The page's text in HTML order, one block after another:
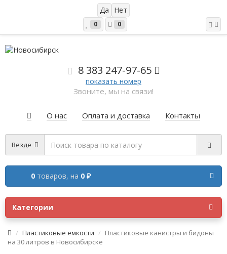
0 0
8 383 247-97-65
показать номер
Звоните, мы на связи!
О нас Оплата и доставка Контакты
Везде
0 товаров, на 0 ₽
Категории
Пластиковые емкости
Пластиковые канистры и бидоны
на 30 литров в Новосибирске